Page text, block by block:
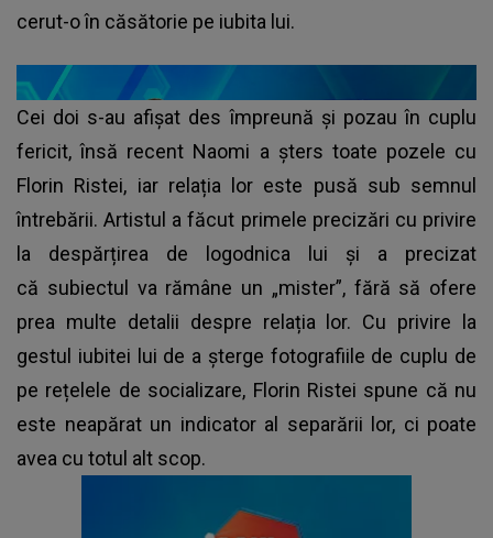
cerut-o în căsătorie pe iubita lui.
Cei doi s-au afișat des împreună și pozau în cuplu
fericit, însă recent Naomi a șters toate pozele cu
Florin Ristei, iar relația lor este pusă sub semnul
întrebării. Artistul a făcut primele precizări cu privire
la despărțirea de logodnica lui și a precizat
că subiectul va rămâne un „mister”, fără să ofere
prea multe detalii despre relația lor. Cu privire la
gestul iubitei lui de a șterge fotografiile de cuplu de
pe rețelele de socializare, Florin Ristei spune că nu
este neapărat un indicator al separării lor, ci poate
avea cu totul alt scop.